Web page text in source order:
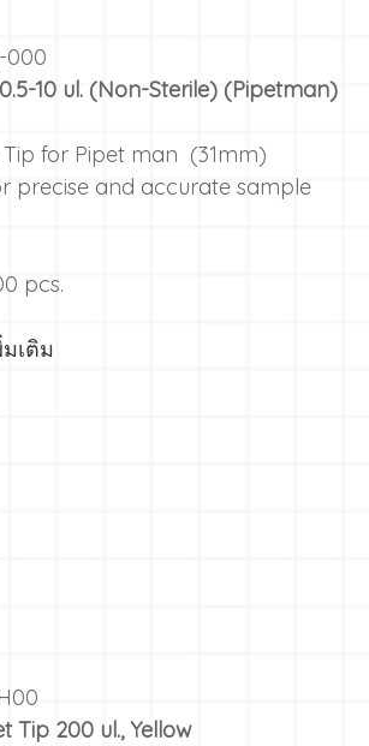
000
10 ul. (Non-Sterile) (Pipetman)
Tip for Pipet man (31mm)
precise and accurate sample
pcs.
เติม
Tip 200 ul., Yellow